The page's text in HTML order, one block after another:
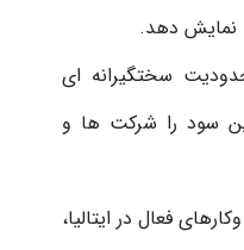
نمایش دهد.
سختگیرانه ای
سود را شرکت ها و
فعال در ایتالیا،